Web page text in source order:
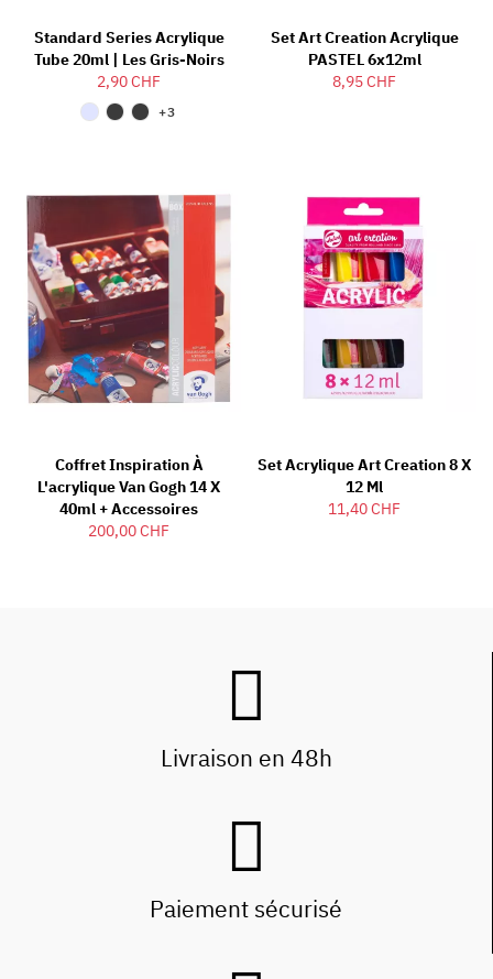
Standard Series Acrylique
Tube 20ml | Les Gris-Noirs
2,90 CHF
+3
Set Art Creation Acrylique
PASTEL 6x12ml
8,95 CHF
Coffret Inspiration À
L'acrylique Van Gogh 14 X
40ml + Accessoires
200,00 CHF
Set Acrylique Art Creation 8 X
12 Ml
11,40 CHF
Livraison en 48h
Paiement sécurisé